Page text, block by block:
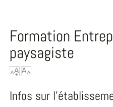
Formation
paysagiste
Infos sur